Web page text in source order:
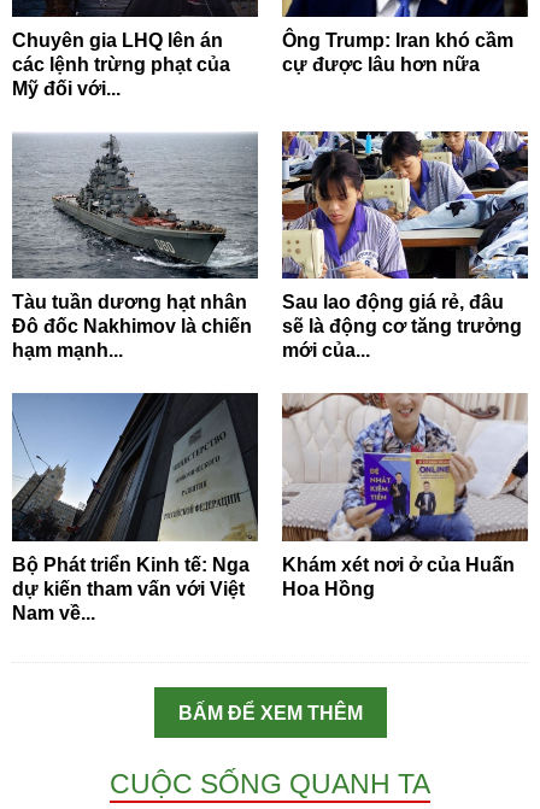
Chuyên gia LHQ lên án
các lệnh trừng phạt của
Mỹ đối với...
Ông Trump: Iran khó cầm
cự được lâu hơn nữa
Tàu tuần dương hạt nhân
Đô đốc Nakhimov là chiến
hạm mạnh...
Sau lao động giá rẻ, đâu
sẽ là động cơ tăng trưởng
mới của...
Bộ Phát triển Kinh tế: Nga
dự kiến tham vấn với Việt
Nam về...
Khám xét nơi ở của Huấn
Hoa Hồng
BẤM ĐỂ XEM THÊM
CUỘC SỐNG QUANH TA